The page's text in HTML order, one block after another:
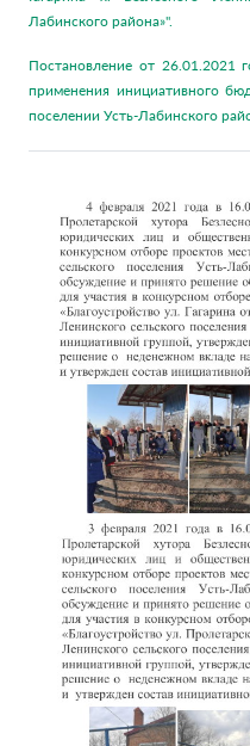
Лабинского района»".
Постановление от
применения инициативного
поселении Усть-Лабинского